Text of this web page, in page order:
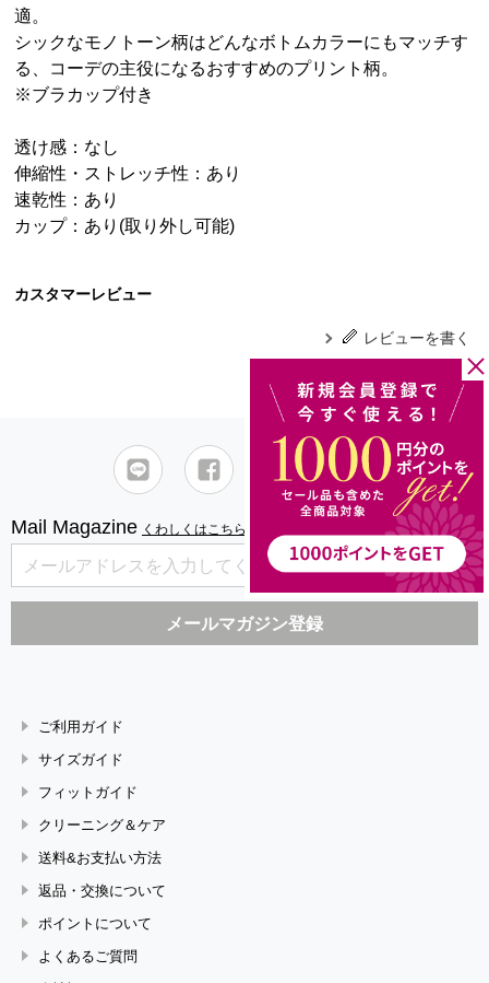
適。
シックなモノトーン柄はどんなボトムカラーにもマッチす
る、コーデの主役になるおすすめのプリント柄。
※ブラカップ付き
透け感：なし
伸縮性・ストレッチ性：あり
速乾性：あり
カップ：あり(取り外し可能)
カスタマーレビュー
レビューを書く
Mail Magazine くわしくはこちら
ご利用ガイド
サイズガイド
フィットガイド
クリーニング＆ケア
送料&お支払い方法
返品・交換について
ポイントについて
よくあるご質問